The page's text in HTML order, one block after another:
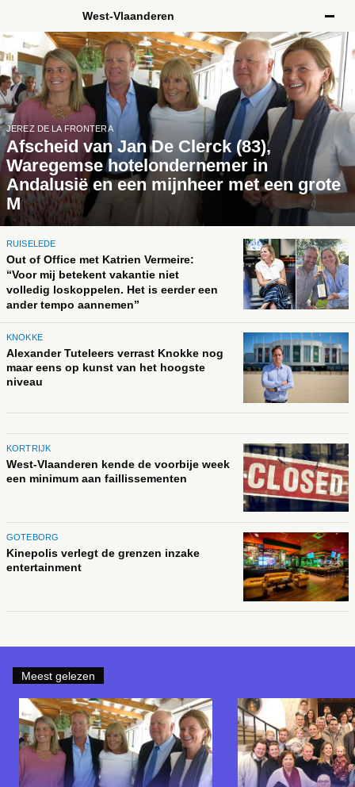
West-Vlaanderen
West-Vlaanderen
inhoud
Artikels
JEREZ DE LA FRONTERA
Afscheid van Jan De Clerck (83),
Waregemse hotelondernemer in
Andalusië en een mijnheer met een grote
M
RUISELEDE
Out of Office met Katrien Vermeire:
“Voor mij betekent vakantie niet
volledig loskoppelen. Het is eerder een
ander tempo aannemen”
KNOKKE
Alexander Tuteleers verrast Knokke nog
maar eens op kunst van het hoogste
niveau
KORTRIJK
West-Vlaanderen kende de voorbije week
een minimum aan faillissementen
GOTEBORG
Kinepolis verlegt de grenzen inzake
entertainment
Meest gelezen